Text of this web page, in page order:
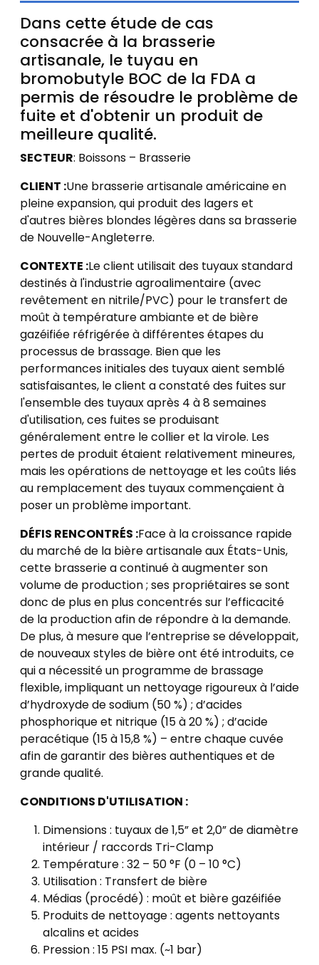
Dans cette étude de cas
consacrée à la brasserie
artisanale, le tuyau en
bromobutyle BOC de la FDA a
permis de résoudre le problème de
fuite et d'obtenir un produit de
meilleure qualité.
SECTEUR: Boissons – Brasserie
CLIENT :Une brasserie artisanale américaine en
pleine expansion, qui produit des lagers et
d'autres bières blondes légères dans sa brasserie
de Nouvelle-Angleterre.
CONTEXTE :Le client utilisait des tuyaux standard
destinés à l'industrie agroalimentaire (avec
revêtement en nitrile/PVC) pour le transfert de
moût à température ambiante et de bière
gazéifiée réfrigérée à différentes étapes du
processus de brassage. Bien que les
performances initiales des tuyaux aient semblé
satisfaisantes, le client a constaté des fuites sur
l'ensemble des tuyaux après 4 à 8 semaines
d'utilisation, ces fuites se produisant
généralement entre le collier et la virole. Les
pertes de produit étaient relativement mineures,
mais les opérations de nettoyage et les coûts liés
au remplacement des tuyaux commençaient à
poser un problème important.
DÉFIS RENCONTRÉS :Face à la croissance rapide
du marché de la bière artisanale aux États-Unis,
cette brasserie a continué à augmenter son
volume de production ; ses propriétaires se sont
donc de plus en plus concentrés sur l’efficacité
de la production afin de répondre à la demande.
De plus, à mesure que l’entreprise se développait,
de nouveaux styles de bière ont été introduits, ce
qui a nécessité un programme de brassage
flexible, impliquant un nettoyage rigoureux à l’aide
d’hydroxyde de sodium (50 %) ; d’acides
phosphorique et nitrique (15 à 20 %) ; d’acide
peracétique (15 à 15,8 %) – entre chaque cuvée
afin de garantir des bières authentiques et de
grande qualité.
CONDITIONS D'UTILISATION :
Dimensions : tuyaux de 1,5” et 2,0” de diamètre
intérieur / raccords Tri-Clamp
Température : 32 – 50 °F (0 – 10 °C)
Utilisation : Transfert de bière
Médias (procédé) : moût et bière gazéifiée
Produits de nettoyage : agents nettoyants
alcalins et acides
Pression : 15 PSI max. (~1 bar)